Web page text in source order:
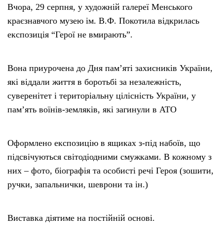
Рекламні прайси
Підтримати «місцевих»
Редакційна політика
Етичний кодекс
Вчора, 29 серпня, у художній галереї Менського
краєзнавчого музею ім. В.Ф. Покотила відкрилась
експозиція “Герої не вмирають”.
Вона приурочена до Дня пам’яті захисників України,
які віддали життя в боротьбі за незалежність,
суверенітет і територіальну цілісність України, у
пам’ять воїнів-земляків, які загинули в АТО
Оформлено експозицію в ящиках з-під набоїв, що
підсвічуються світодіодними смужками. В кожному з
них – фото, біографія та особисті речі Героя (зошити,
ручки, запальнички, шеврони та ін.)
Виставка діятиме на постійній основі.